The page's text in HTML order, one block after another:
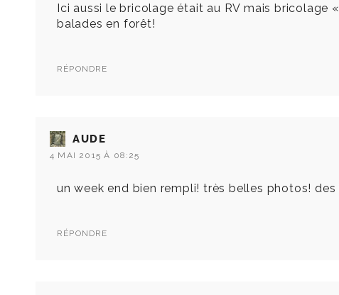
Ici aussi le bricolage était au RV mais bricolage
balades en forêt!
RÉPONDRE
AUDE
4 MAI 2015 À 08:25
un week end bien rempli! très belles photos!
RÉPONDRE